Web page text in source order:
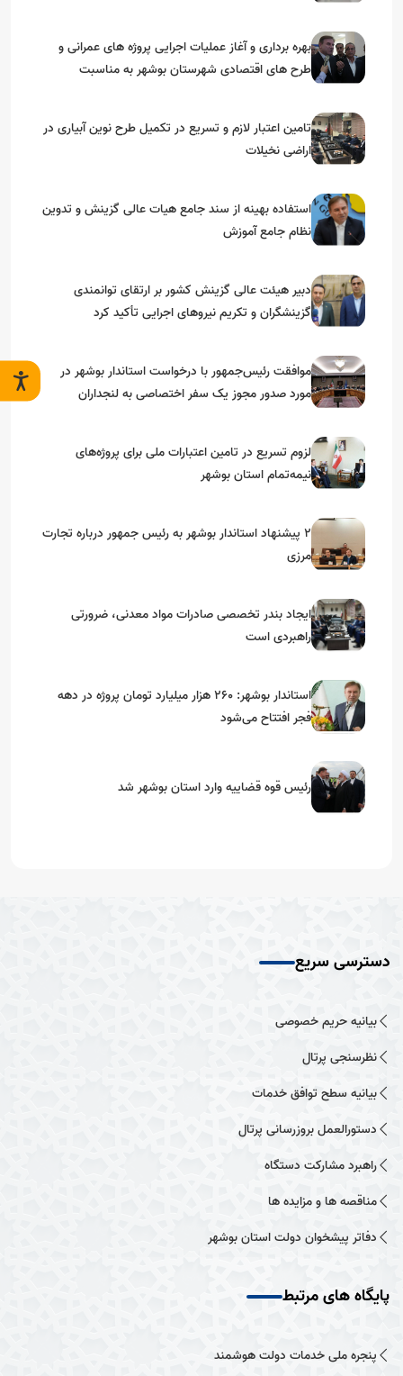
بهره برداری و آغاز عملیات اجرایی پروژه های عمرانی و
طرح های اقتصادی شهرستان بوشهر به مناسبت
تامین اعتبار لازم و تسریع در تکمیل طرح نوین آبیاری در
اراضی نخیلات
استفاده بهینه از سند جامع هیات عالی گزینش و‌ تدوین
نظام جامع آموزش
دبیر هیئت عالی گزینش کشور بر ارتقای توانمندی
گزینشگران و تکریم نیروهای اجرایی تأکید کرد
موافقت رئیس‌جمهور با درخواست استاندار بوشهر در
مورد صدور مجوز یک سفر اختصاصی به لنجداران
لزوم تسریع در تامین اعتبارات ملی برای پروژه‌های
نیمه‌تمام استان بوشهر
۲ پیشنهاد استاندار بوشهر به رئیس جمهور درباره تجارت
مرزی
ایجاد بندر تخصصی صادرات مواد معدنی، ضرورتی
راهبردی است
استاندار بوشهر: ۲۶۰ هزار میلیارد تومان پروژه در دهه
فجر افتتاح می‌شود
رئیس قوه قضاییه وارد استان بوشهر شد
دسترسی سریع
بیانیه حریم خصوصی
نظرسنجی پرتال
بیانیه سطح توافق خدمات
دستورالعمل بروزرسانی پرتال
راهبرد مشارکت دستگاه
مناقصه ها و مزایده ها
دفاتر پیشخوان دولت استان بوشهر
پایگاه های مرتبط
پنجره ملی خدمات دولت هوشمند